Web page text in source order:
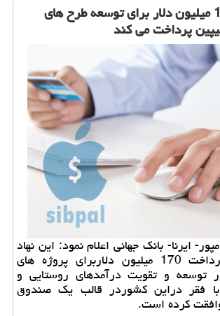
بانك جهانی 170 میلیون دلار برای توسعه طرح های
پرداخت می كند
ایرنا- بانك جهانی اعلام نمود: این نهاد
بین المللی با پرداخت 170 میلیون دلاربرای پروژه های
توسعه و تقویت درآمدهای روستایی و
با فقر دراین كشوردر قالب یك صندوق
كرده است.